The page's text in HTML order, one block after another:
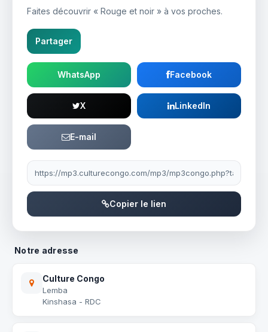
Faites découvrir « Rouge et noir » à vos proches.
Partager
WhatsApp Facebook
X LinkedIn
E-mail
Lien à partager
Copier le lien
Notre adresse
Culture Congo
Lemba
Kinshasa - RDC